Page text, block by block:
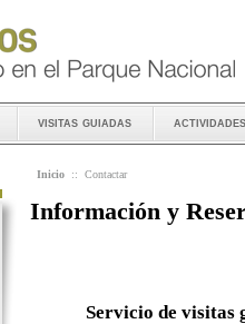
visitas guiadas actividades
Inicio :: Contactar
Información y
Servicio de visitas